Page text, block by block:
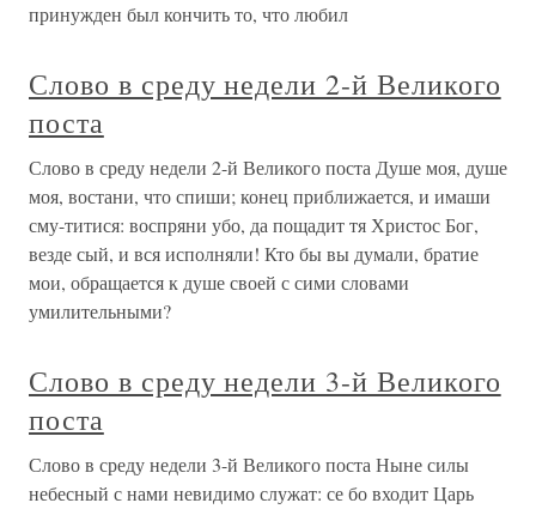
принужден был кончить то, что любил
Слово в среду недели 2-й Великого
поста
Слово в среду недели 2-й Великого поста Душе моя, душе
моя, востани, что спиши; конец приближается, и имаши
сму-титися: воспряни убо, да пощадит тя Христос Бог,
везде сый, и вся исполняли! Кто бы вы думали, братие
мои, обращается к душе своей с сими словами
умилительными?
Слово в среду недели 3-й Великого
поста
Слово в среду недели 3-й Великого поста Ныне силы
небесный с нами невидимо служат: се бо входит Царь